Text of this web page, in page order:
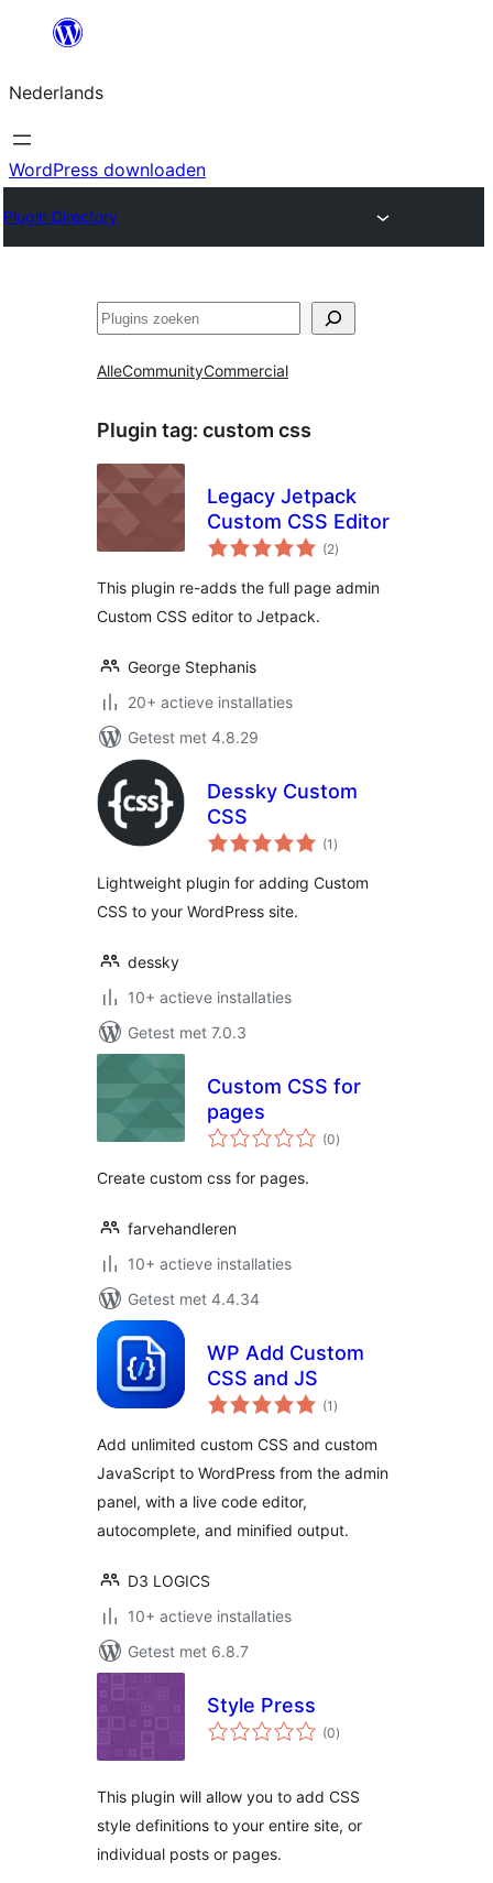
de
inhoud
Nederlands
WordPress downloaden
Plugin Directory
Zoeken
AlleCommunityCommercial
Plugin tag: custom css
Legacy Jetpack
Custom CSS Editor
(2totaal
waarderingen
)
This plugin re-adds the full page admin
Custom CSS editor to Jetpack.
George Stephanis
20+ actieve installaties
Getest met 4.8.29
Dessky Custom
CSS
(1 totaal
waarderingen
)
Lightweight plugin for adding Custom
CSS to your WordPress site.
dessky
10+ actieve installaties
Getest met 7.0.3
Custom CSS for
pages
(0totaal
waarderingen
)
Create custom css for pages.
farvehandleren
10+ actieve installaties
Getest met 4.4.34
WP Add Custom
CSS and JS
(1 totaal
waarderingen
)
Add unlimited custom CSS and custom
JavaScript to WordPress from the admin
panel, with a live code editor,
autocomplete, and minified output.
D3 LOGICS
10+ actieve installaties
Getest met 6.8.7
Style Press
(0totaal
waarderingen
)
This plugin will allow you to add CSS
style definitions to your entire site, or
individual posts or pages.